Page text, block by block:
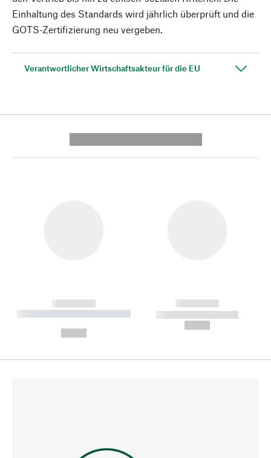
Einhaltung des Standards wird jährlich überprüft und die
GOTS-Zertifizierung neu vergeben.
Verantwortlicher Wirtschaftsakteur für die EU
------------
----------- ----------- --------
------------
----------- -----------